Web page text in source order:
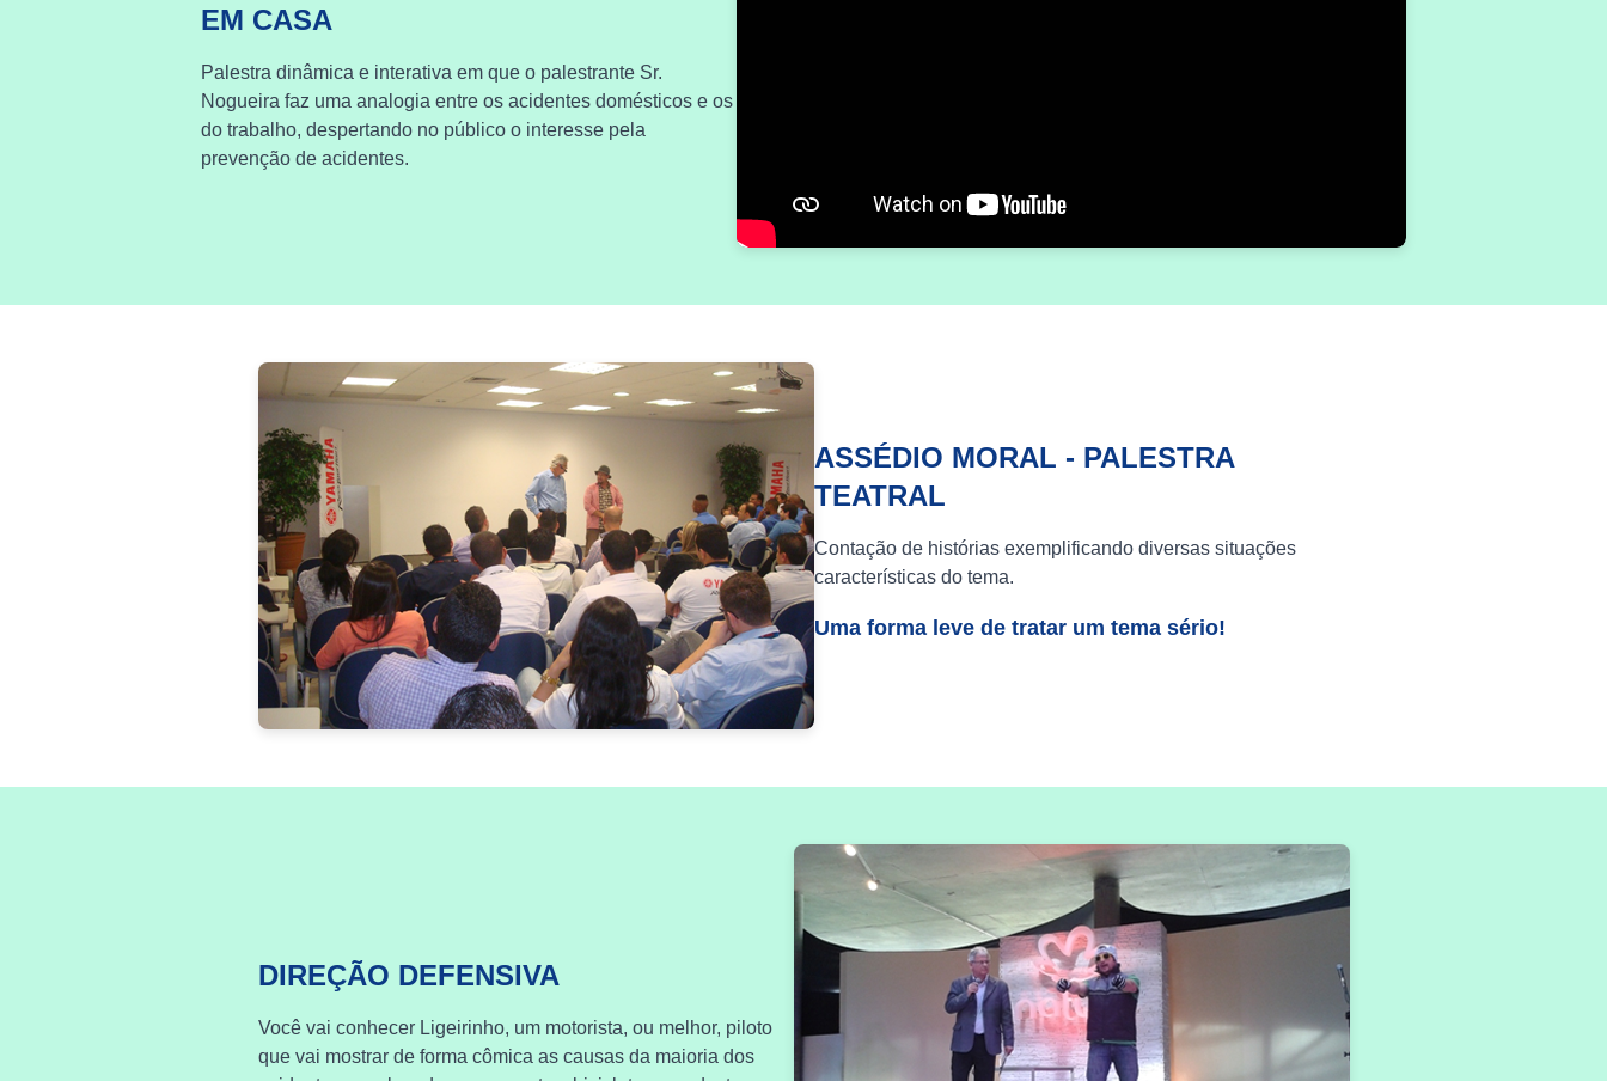
EM CASA
Palestra dinâmica e interativa em que o palestrante Sr.
Nogueira faz uma analogia entre os acidentes domésticos e os
do trabalho, despertando no público o interesse pela
prevenção de acidentes.
ASSÉDIO MORAL - PALESTRA
TEATRAL
Contação de histórias exemplificando diversas situações
características do tema.
Uma forma leve de tratar um tema sério!
DIREÇÃO DEFENSIVA
Você vai conhecer Ligeirinho, um motorista, ou melhor, piloto
que vai mostrar de forma cômica as causas da maioria dos